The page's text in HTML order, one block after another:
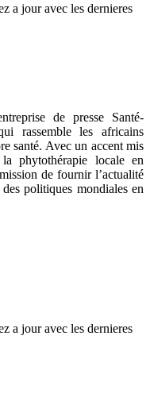
a jour avec les dernieres
de presse Santé-
rassemble les africains
santé. Avec un accent mis
phytothérapie locale en
de fournir l’actualité
politiques mondiales en
a jour avec les dernieres